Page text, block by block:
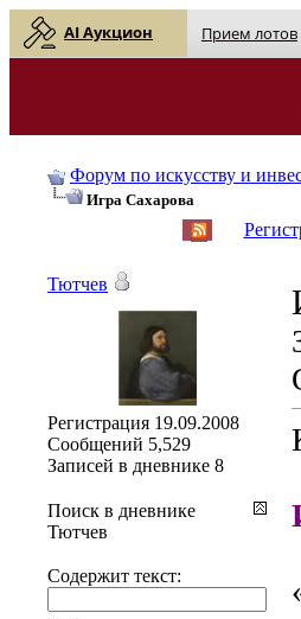
AI Аукцион Прием лотов
Форум по искусству и
Игра Сахарова
Тютчев
Регистрация 19.09.2008
Сообщений 5,529
Записей в дневнике 8
Поиск в дневнике
Тютчев
Содержит текст: